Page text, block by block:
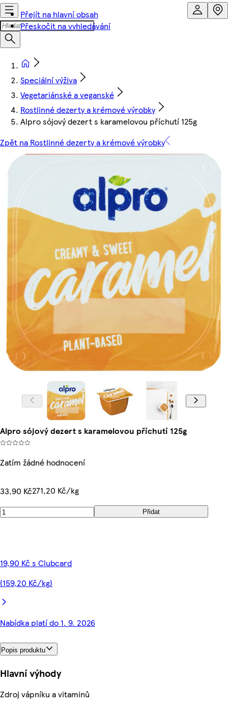
Přejít na hlavní obsah
Přeskočit na vyhledávání
Speciální výživa
Vegetariánské a veganské
Rostlinné dezerty a krémové výrobky
Alpro sójový dezert s karamelovou příchutí 125g
Zpět na Rostlinné dezerty a krémové výrobky
Alpro sójový dezert s karamelovou příchutí 125g
Zatím žádné hodnocení
33,90 Kč271,20 Kč/kg
Přidat
19,90 Kč s Clubcard
(159,20 Kč/kg)
Nabídka platí do 1. 9. 2026
Popis produktu
Hlavní výhody
Zdroj vápníku a vitaminů